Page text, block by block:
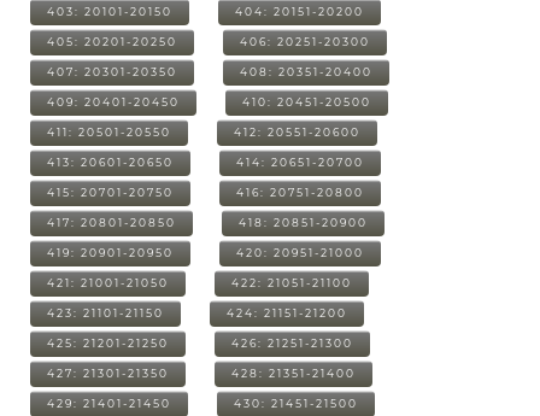
403: 20101-20150 404: 20151-20200
405: 20201-20250 406: 20251-20300
407: 20301-20350 408: 20351-20400
409: 20401-20450 410: 20451-20500
411: 20501-20550 412: 20551-20600
413: 20601-20650 414: 20651-20700
415: 20701-20750 416: 20751-20800
417: 20801-20850 418: 20851-20900
419: 20901-20950 420: 20951-21000
421: 21001-21050 422: 21051-21100
423: 21101-21150 424: 21151-21200
425: 21201-21250 426: 21251-21300
427: 21301-21350 428: 21351-21400
429: 21401-21450 430: 21451-21500